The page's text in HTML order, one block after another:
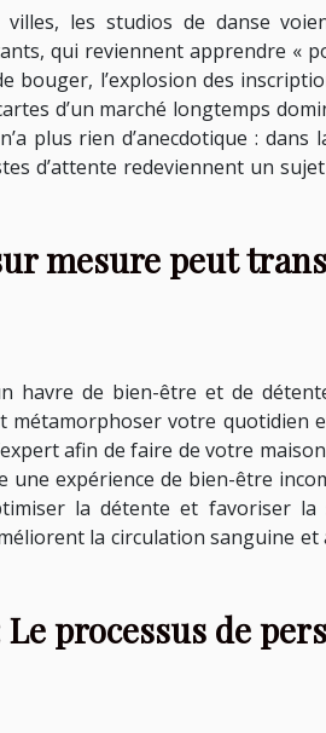
les studios de danse
qui reviennent apprendre «
bouger, l’explosion des
d’un marché longtemps
plus rien d’anecdotique : dans
d’attente redeviennent un
mesure peut
de bien-être et de
métamorphoser votre quotidien
afin de faire de votre maison
expérience de bien-être
la détente et favoriser
la circulation sanguine
processus de